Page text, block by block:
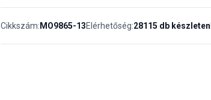
Cikkszám: MO9865-13Elérhetőség:28115 db készleten